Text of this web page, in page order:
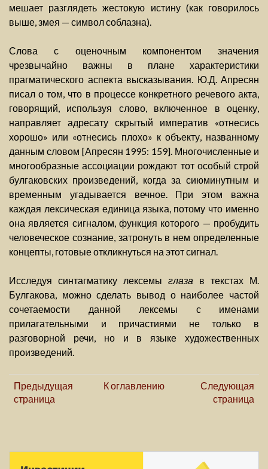
мешает разглядеть жестокую истину (как говорилось
выше, змея — символ соблазна).
Слова с оценочным компонентом значения
чрезвычайно важны в плане характеристики
прагматического аспекта высказывания. Ю.Д. Апресян
писал о том, что в процессе конкретного речевого акта,
говорящий, используя слово, включенное в оценку,
направляет адресату скрытый императив «отнесись
хорошо» или «отнесись плохо» к объекту, названному
данным словом [Апресян 1995: 159]. Многочисленные и
многообразные ассоциации рождают тот особый строй
булгаковских произведений, когда за сиюминутным и
временным угадывается вечное. При этом важна
каждая лексическая единица языка, потому что именно
она является сигналом, функция которого — пробудить
человеческое сознание, затронуть в нем определенные
концепты, готовые откликнуться на этот сигнал.
Исследуя синтагматику лексемы глаза в текстах М.
Булгакова, можно сделать вывод о наиболее частой
сочетаемости данной лексемы с именами
прилагательными и причастиями не только в
разговорной речи, но и в языке художественных
произведений.
Предыдущая
страница
К оглавлению
Следующая
страница